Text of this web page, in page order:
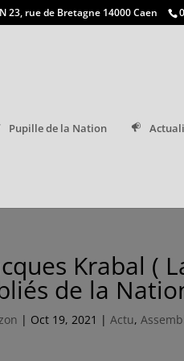
23, rue de Bretagne 14000 Caen
Pupille de la Nation
Krabal (
de la
| Oct 19, 2021 |Actu,